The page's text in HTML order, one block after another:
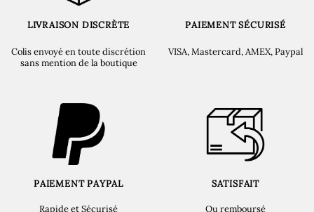
LIVRAISON DISCRÈTE
Colis envoyé en toute discrétion
sans mention de la boutique
PAIEMENT SÉCURISÉ
VISA, Mastercard, AMEX, Paypal
PAIEMENT PAYPAL
Rapide et Sécurisé
SATISFAIT
Ou remboursé